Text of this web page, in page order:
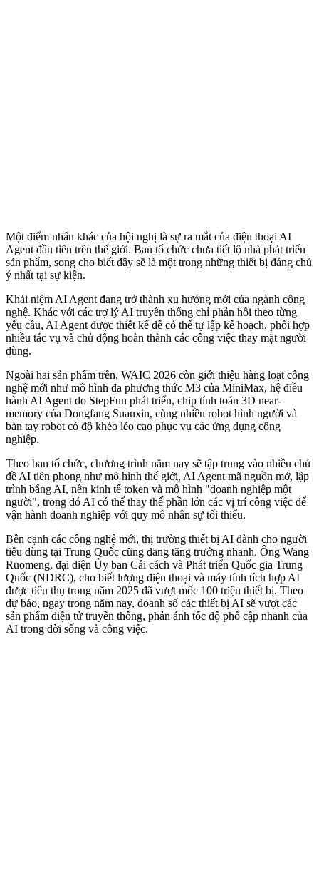
Một điểm nhấn khác của hội nghị là sự ra mắt của điện thoại AI
Agent đầu tiên trên thế giới. Ban tổ chức chưa tiết lộ nhà phát triển
sản phẩm, song cho biết đây sẽ là một trong những thiết bị đáng chú
ý nhất tại sự kiện.
Khái niệm AI Agent đang trở thành xu hướng mới của ngành công
nghệ. Khác với các trợ lý AI truyền thống chỉ phản hồi theo từng
yêu cầu, AI Agent được thiết kế để có thể tự lập kế hoạch, phối hợp
nhiều tác vụ và chủ động hoàn thành các công việc thay mặt người
dùng.
Ngoài hai sản phẩm trên, WAIC 2026 còn giới thiệu hàng loạt công
nghệ mới như mô hình đa phương thức M3 của MiniMax, hệ điều
hành AI Agent do StepFun phát triển, chip tính toán 3D near-
memory của Dongfang Suanxin, cùng nhiều robot hình người và
bàn tay robot có độ khéo léo cao phục vụ các ứng dụng công
nghiệp.
Theo ban tổ chức, chương trình năm nay sẽ tập trung vào nhiều chủ
đề AI tiên phong như mô hình thế giới, AI Agent mã nguồn mở, lập
trình bằng AI, nền kinh tế token và mô hình "doanh nghiệp một
người", trong đó AI có thể thay thế phần lớn các vị trí công việc để
vận hành doanh nghiệp với quy mô nhân sự tối thiểu.
Bên cạnh các công nghệ mới, thị trường thiết bị AI dành cho người
tiêu dùng tại Trung Quốc cũng đang tăng trưởng nhanh. Ông Wang
Ruomeng, đại diện Ủy ban Cải cách và Phát triển Quốc gia Trung
Quốc (NDRC), cho biết lượng điện thoại và máy tính tích hợp AI
được tiêu thụ trong năm 2025 đã vượt mốc 100 triệu thiết bị. Theo
dự báo, ngay trong năm nay, doanh số các thiết bị AI sẽ vượt các
sản phẩm điện tử truyền thống, phản ánh tốc độ phổ cập nhanh của
AI trong đời sống và công việc.